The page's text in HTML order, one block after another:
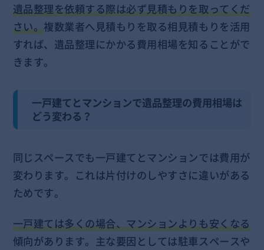
遺品整理を依頼する際は必ず見積もりを取ってくだ
さい。複数業者へ見積もりを取る相見積もりを活用
すれば、遺品整理にかかる費用相場を知ることがで
きます。
一戸建てとマンションで遺品整理の費用相場は
どう変わる？
同じスペースでも一戸建てとマンションでは費用が
変わります。これは片付けのしやすさに違いがある
ためです。
一戸建ては多くの場合、マンションよりも安くなる
傾向があります。主な要因としては駐車スペースや